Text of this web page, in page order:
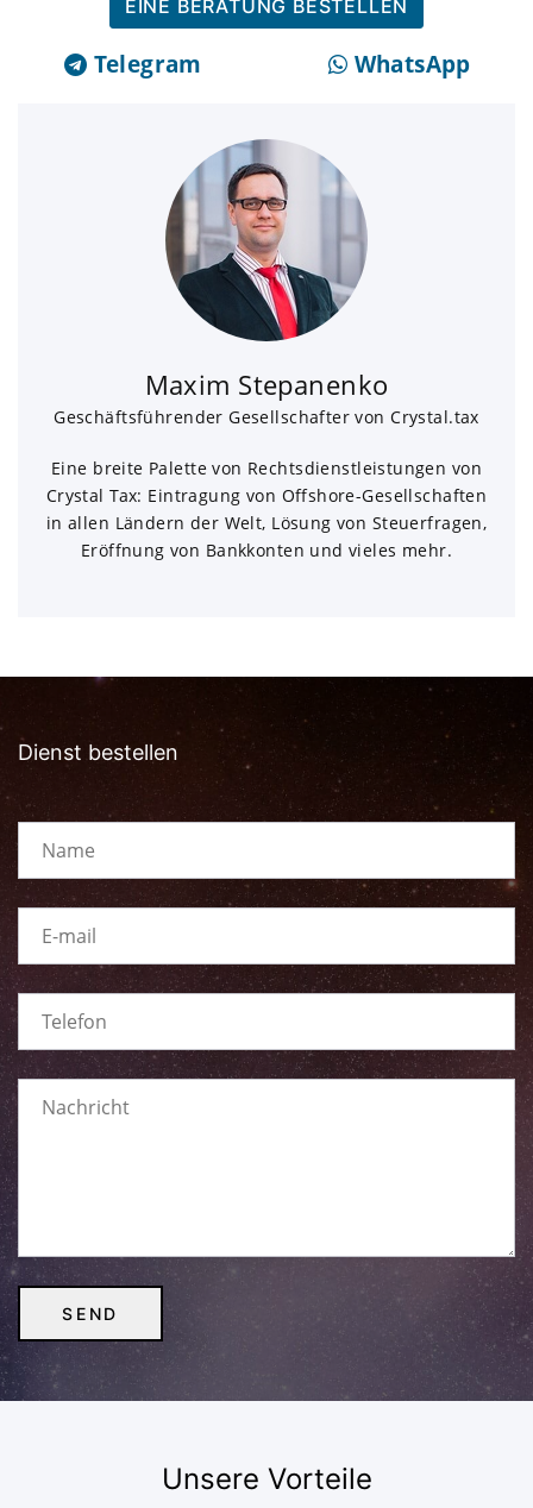
EINE BERATUNG BESTELLEN
Telegram WhatsApp
Maxim Stepanenko
Geschäftsführender Gesellschafter von Crystal.tax
Eine breite Palette von Rechtsdienstleistungen von
Crystal Tax: Eintragung von Offshore-Gesellschaften
in allen Ländern der Welt, Lösung von Steuerfragen,
Eröffnung von Bankkonten und vieles mehr.
Dienst bestellen
Unsere Vorteile